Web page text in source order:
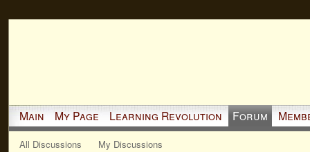
Main My Page Learning Revolution Forum
All Discussions My Discussions